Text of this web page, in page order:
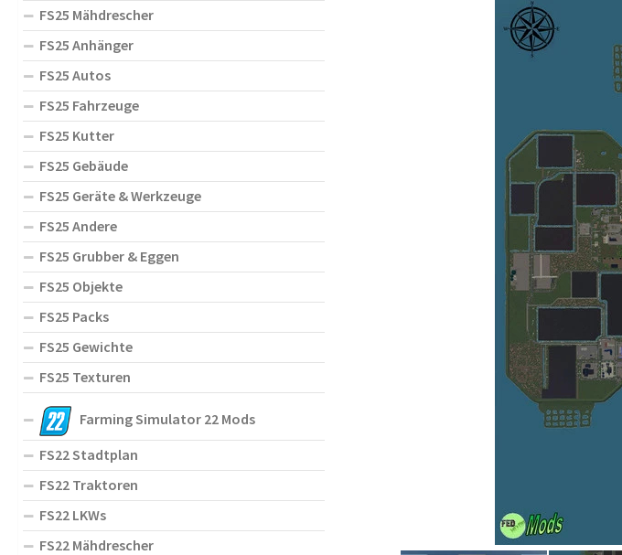
FS25 Mähdrescher
FS25 Anhänger
FS25 Autos
FS25 Fahrzeuge
FS25 Kutter
FS25 Gebäude
FS25 Geräte & Werkzeuge
FS25 Andere
FS25 Grubber & Eggen
FS25 Objekte
FS25 Packs
FS25 Gewichte
FS25 Texturen
Farming Simulator 22 Mods
FS22 Stadtplan
FS22 Traktoren
FS22 LKWs
FS22 Mähdrescher